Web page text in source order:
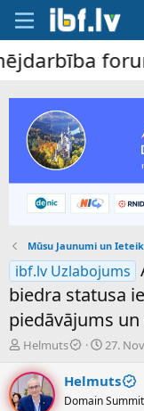
forums
Mūsu Jaunumi un
ibf.lv Uzlabojums
biedra statusa
piedāvājums un
P
v
e
Helmuts
S
k
27.
Helmuts
Domain